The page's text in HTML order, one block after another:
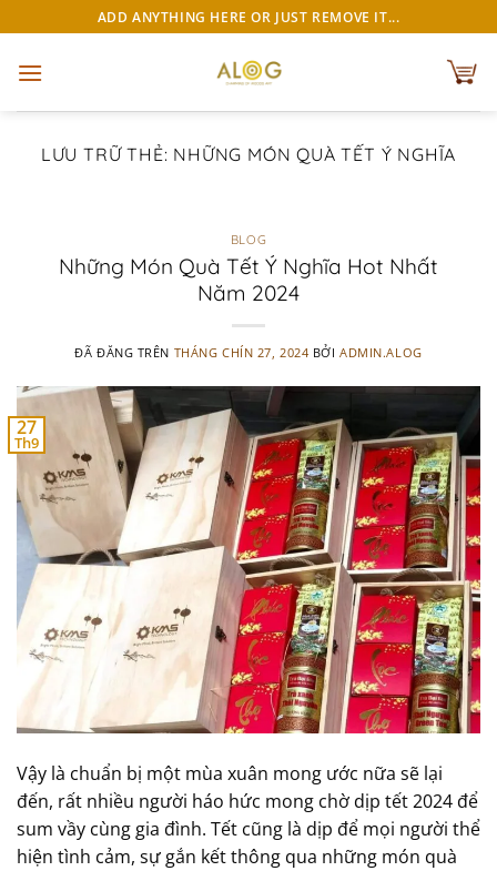
đến
nội
ADD ANYTHING HERE OR JUST REMOVE IT...
LƯU TRỮ THẺ: NHỮNG MÓN QUÀ TẾT Ý NGHĨA
BLOG
Những Món Quà Tết Ý Nghĩa Hot Nhất
Năm 2024
ĐÃ ĐĂNG TRÊN THÁNG CHÍN 27, 2024 BỞIADMIN.ALOG
27
Th9
Vậy là chuẩn bị một mùa xuân mong ước nữa sẽ lại
đến, rất nhiều người háo hức mong chờ dịp tết 2024 để
sum vầy cùng gia đình. Tết cũng là dịp để mọi người thể
hiện tình cảm, sự gắn kết thông qua những món quà